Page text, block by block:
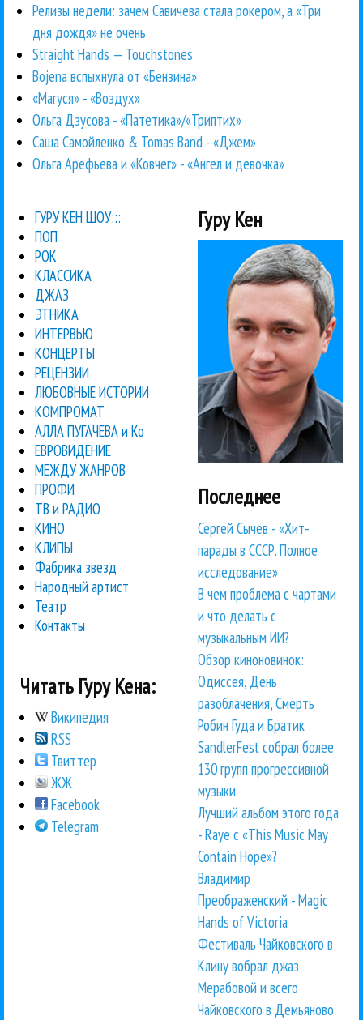
Релизы недели: зачем Савичева стала рокером, а «Три
дня дождя» не очень
Straight Hands — Touchstones
Bojena вспыхнула от «Бензина»
«Маrуся» - «Воздух»
Ольга Дзусова - «Патетика»/«Триптих»
Саша Самойленко & Tomas Band - «Джем»
Ольга Арефьева и «Ковчег» - «Ангел и девочка»
ГУРУ КЕН ШОУ:::
ПОП
РОК
КЛАССИКА
ДЖАЗ
ЭТНИКА
ИНТЕРВЬЮ
КОНЦЕРТЫ
РЕЦЕНЗИИ
ЛЮБОВНЫЕ ИСТОРИИ
КОМПРОМАТ
АЛЛА ПУГАЧЕВА и Ко
ЕВРОВИДЕНИЕ
МЕЖДУ ЖАНРОВ
ПРОФИ
ТВ и РАДИО
КИНО
КЛИПЫ
Фабрика звезд
Народный артист
Театр
Контакты
Читать Гуру Кена:
Википедия
RSS
Твиттер
ЖЖ
Facebook
Telegram
Гуру Кен
Последнее
Сергей Сычёв - «Хит-
парады в СССР. Полное
исследование»
В чем проблема с чартами
и что делать с
музыкальным ИИ?
Обзор киноновинок:
Одиссея, День
разоблачения, Смерть
Робин Гуда и Братик
SandlerFest собрал более
130 групп прогрессивной
музыки
Лучший альбом этого года
- Raye с «This Music May
Contain Hope»?
Владимир
Преображенский - Magic
Hands of Victoria
Фестиваль Чайковского в
Клину вобрал джаз
Мерабовой и всего
Чайковского в Демьяново